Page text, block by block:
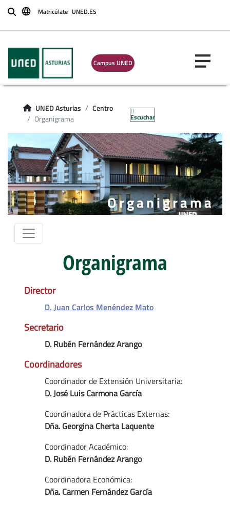
BuscarMatricúlate UNED.ES
Campus UNED
UNED Asturias
Centro
Organigrama
Escuchar
Organigrama
Organigrama
Director
D. Juan Carlos Menéndez Mato
Secretario
D. Rubén Fernández Arango
Coordinadores
Coordinador de Extensión Universitaria:
D. José Luis Carmona García
Coordinadora de Prácticas Externas:
Dña. Georgina Cherta Laquente
Coordinador Académico:
D. Rubén Fernández Arango
Coordinadora Económica:
Dña. Carmen Fernández García